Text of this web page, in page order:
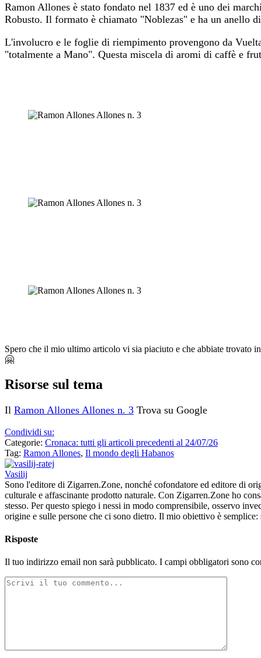
Ramon Allones è stato fondato nel 1837 ed è uno dei
Robusto. Il formato è chiamato "Noblezas" e ha un anello
L'involucro e le foglie di riempimento provengono da
"totalmente a Mano". Questa miscela di aromi di caffè e
Spero che il mio ultimo articolo vi sia piaciuto e che abbiate trovato
🤗
Risorse sul tema
Il Ramon Allones Allones n. 3 Trova su Google
Condividi su:
Categorie: Cronaca: tutti gli articoli precedenti al 24/07/26
Tag: Ramon Allones, Il mondo degli Habanos
Vasilij
Sono l'editore di Zigarren.Zone, nonché cofondatore ed editore di
culturale e affascinante prodotto naturale. Con Zigarren.Zone ho
stesso. Per questo spiego i nessi in modo comprensibile, osservo
origine e sulle persone che ci sono dietro. Il mio obiettivo è
Risposte
Il tuo indirizzo email non sarà pubblicato. I campi obbligatori sono